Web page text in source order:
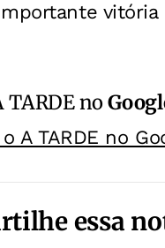
vitória
TARDE no
o A TARDE no
essa